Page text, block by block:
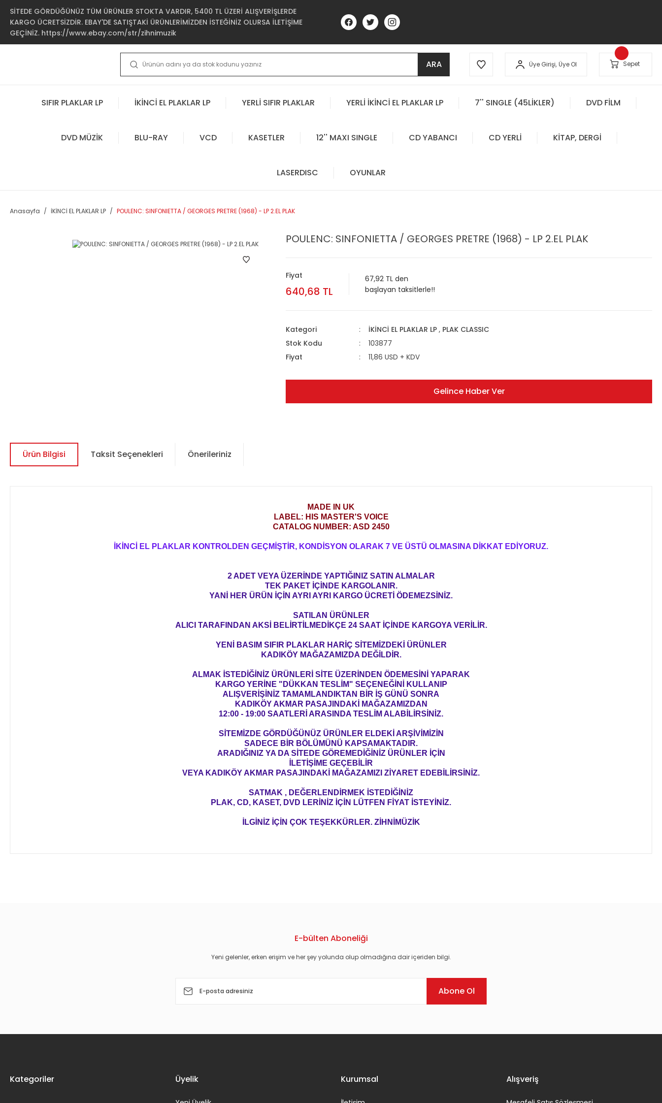
SİTEDE GÖRDÜĞÜNÜZ TÜM ÜRÜNLER STOKTA VARDIR, 5400 TL ÜZERİ ALIŞVERİŞLERDE
KARGO ÜCRETSİZDİR. EBAY'DE SATIŞTAKİ ÜRÜNLERİMİZDEN İSTEĞİNİZ OLURSA İLETİŞİME
GEÇİNİZ. https://www.ebay.com/str/zihnimuzik
ARA Üye Girişi, Üye Ol Sepet
SIFIR PLAKLAR LP İKİNCİ EL PLAKLAR LP YERLİ SIFIR PLAKLAR YERLİ İKİNCİ EL PLAKLAR LP 7'' SINGLE (45LİKLER) DVD FİLM
DVD MÜZİK BLU-RAY VCD KASETLER 12'' MAXI SINGLE CD YABANCI CD YERLİ KİTAP, DERGİ
LASERDISC OYUNLAR
Anasayfa İKİNCİ EL PLAKLAR LP POULENC: SINFONIETTA / GEORGES PRETRE (1968) - LP 2.EL PLAK
POULENC: SINFONIETTA / GEORGES PRETRE (1968) - LP 2.EL PLAK
Fiyat
640,68 TL
67,92 TL den
başlayan taksitlerle!!
Kategori İKİNCİ EL PLAKLAR LP , PLAK CLASSIC
Stok Kodu
103877
Fiyat
11,86 USD + KDV
Gelince Haber Ver
Ürün Bilgisi Taksit Seçenekleri Önerileriniz
MADE IN UK
LABEL: HIS MASTER'S VOICE
CATALOG NUMBER: ASD 2450
İKİNCİ EL PLAKLAR KONTROLDEN GEÇMİŞTİR, KONDİSYON OLARAK 7 VE ÜSTÜ OLMASINA DİKKAT EDİYORUZ.
2 ADET VEYA ÜZERİNDE YAPTIĞINIZ SATIN ALMALAR
TEK PAKET İÇİNDE KARGOLANIR.
YANİ HER ÜRÜN İÇİN AYRI AYRI KARGO ÜCRETİ ÖDEMEZSİNİZ.
SATILAN ÜRÜNLER
ALICI TARAFINDAN AKSİ BELİRTİLMEDİKÇE 24 SAAT İÇİNDE KARGOYA VERİLİR.
YENİ BASIM SIFIR PLAKLAR HARİÇ SİTEMİZDEKİ ÜRÜNLER
KADIKÖY MAĞAZAMIZDA DEĞİLDİR.
ALMAK İSTEDİĞİNİZ ÜRÜNLERİ SİTE ÜZERİNDEN ÖDEMESİNİ YAPARAK
KARGO YERİNE "DÜKKAN TESLİM" SEÇENEĞİNİ KULLANIP
ALIŞVERİŞİNİZ TAMAMLANDIKTAN BİR İŞ GÜNÜ SONRA
KADIKÖY AKMAR PASAJINDAKİ MAĞAZAMIZDAN
12:00 - 19:00 SAATLERİ ARASINDA TESLİM ALABİLİRSİNİZ.
SİTEMİZDE GÖRDÜĞÜNÜZ ÜRÜNLER ELDEKİ ARŞİVİMİZİN
SADECE BİR BÖLÜMÜNÜ KAPSAMAKTADIR.
ARADIĞINIZ YA DA SİTEDE GÖREMEDİĞİNİZ ÜRÜNLER İÇİN
İLETİŞİME GEÇEBİLİR
VEYA KADIKÖY AKMAR PASAJINDAKİ MAĞAZAMIZI ZİYARET EDEBİLİRSİNİZ.
SATMAK , DEĞERLENDİRMEK İSTEDİĞİNİZ
PLAK, CD, KASET, DVD LERİNİZ İÇİN LÜTFEN FİYAT İSTEYİNİZ.
İLGİNİZ İÇİN ÇOK TEŞEKKÜRLER. ZİHNİMÜZİK
E-bülten Aboneliği
Yeni gelenler, erken erişim ve her şey yolunda olup olmadığına dair içeriden bilgi.
Abone Ol
Kategoriler Üyelik Kurumsal Alışveriş